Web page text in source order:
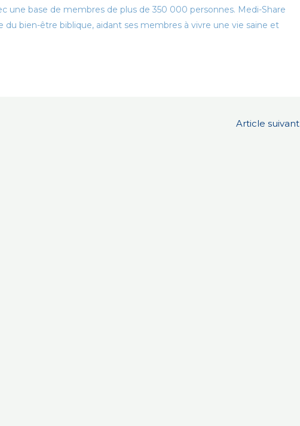
une base de membres de plus de 350 000 personnes. Medi-Share
du bien-être biblique, aidant ses membres à vivre une vie saine et
Article suivant